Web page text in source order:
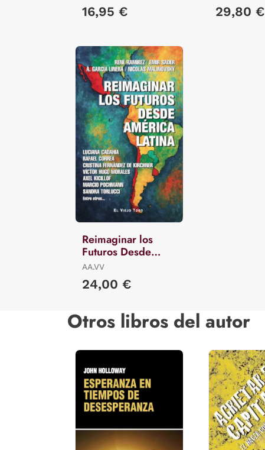
16,95 € 29,80 €
Reimaginar los
Futuros Desde
América Latina
AA.VV
24,00 €
Otros libros del autor